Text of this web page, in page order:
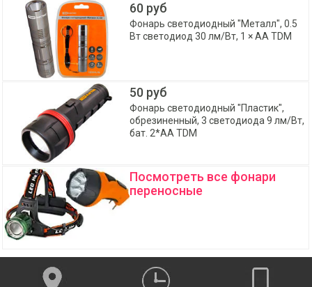
60 руб
Фонарь светодиодный "Металл", 0.5
Вт светодиод 30 лм/Вт, 1 × AA TDM
50 руб
Фонарь светодиодный "Пластик",
обрезиненный, 3 светодиода 9 лм/Вт,
бат. 2*AA TDM
Посмотреть все фонари
переносные